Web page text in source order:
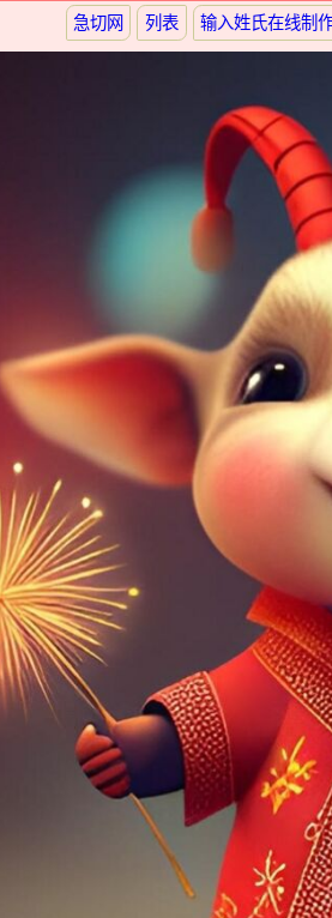
急切网 列表 输入姓氏在线制